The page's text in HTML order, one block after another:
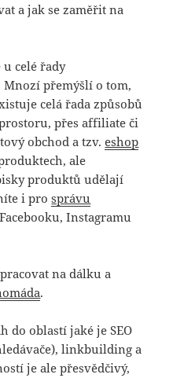
a jak se zaměřit na
celé řady
přemýšlí o tom,
celá řada způsobů
přes affiliate či
obchod a tzv.eshop
ale
produktů udělají
i prosprávu
Instagramu
na dálku a
.
do oblastí jaké je SEO
linkbuilding a
je ale přesvědčivý,